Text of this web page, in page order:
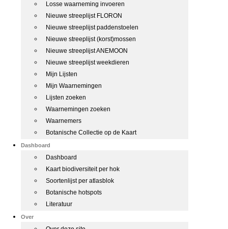
Losse waarneming invoeren
Nieuwe streeplijst FLORON
Nieuwe streeplijst paddenstoelen
Nieuwe streeplijst (korst)mossen
Nieuwe streeplijst ANEMOON
Nieuwe streeplijst weekdieren
Mijn Lijsten
Mijn Waarnemingen
Lijsten zoeken
Waarnemingen zoeken
Waarnemers
Botanische Collectie op de Kaart
Dashboard
Dashboard
Kaart biodiversiteit per hok
Soortenlijst per atlasblok
Botanische hotspots
Literatuur
Over